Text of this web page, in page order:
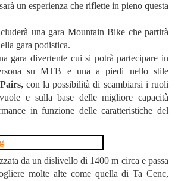
sarà un esperienza che riflette in pieno questa
una gara Mountain Bike che partirà
gara podistica.
gara divertente cui si potrà partecipare in
su MTB e una a piedi nello stile
con la possibilità di scambiarsi i ruoli
e sulla base delle migliore capacità
in funzione delle caratteristiche del
da un dislivello di 1400 m circa e passa
molte alte come quella di Ta Cenc,